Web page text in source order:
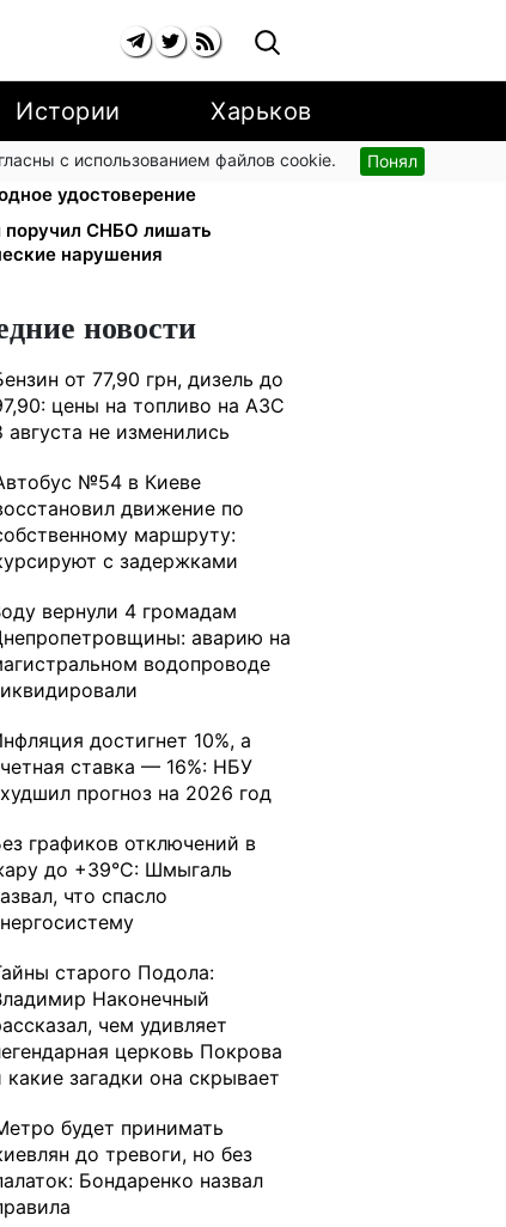
Истории Харьков
с использованием файлов cookie. Понял
в громаду: обмен прав,
удостоверение
СНБО лишать
нарушения
новости
от 77,90 грн, дизель до
цены на топливо на АЗС
августа не изменились
№54 в Киеве
движение по
маршруту:
с задержками
вернули 4 громадам
аварию на
водопроводе
достигнет 10%, а
ставка — 16%: НБУ
прогноз на 2026 год
графиков отключений в
до +39°C: Шмыгаль
что спасло
старого Подола:
Наконечный
чем удивляет
церковь Покрова
какие загадки она скрывает
будет принимать
до тревоги, но без
Бондаренко назвал